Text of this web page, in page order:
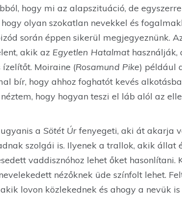
hogy mi az alapszituáció, de
hogy olyan szokatlan nevekkel és
során éppen sikerül megjegyeznünk.
akik az Egyetlen Hatalmathasználják,
ízelítőt. Moiraine (Rosamund Pike) például
bír, hogy ahhoz foghatót kevés
hogy hogyan teszi el láb alól az
a Sötét Úr fenyegeti, aki át akarja
szolgái is. Ilyenek a trallok, akik állat
vaddisznóhoz lehet őket
nézőknek üde színfolt lehet.
lovon közlekednek és ahogy a nevük